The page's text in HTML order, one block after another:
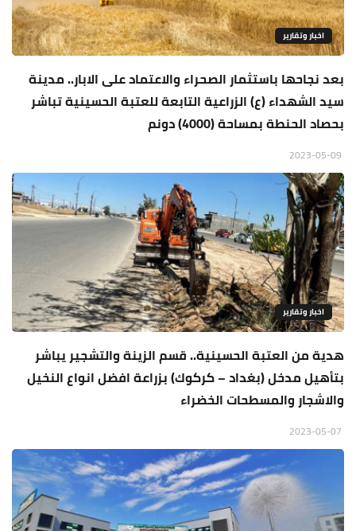
اخبار وتقارير
بعد نجاحها باستثمار الصحراء والاعتماد على الابار.. مدينة
سيد الشهداء (ع) الزراعية التابعة للعتبة الحسينية تباشر
بحصاد الحنطة بمساحة (4000) دونم
اخبار وتقارير
هدية من العتبة الحسينية.. قسم الزينة والتشجير يباشر
بتأهيل مدخل (بغداد – كركوك) بزراعة افضل انواع النخيل
والاشجار والمسطحات الخضراء